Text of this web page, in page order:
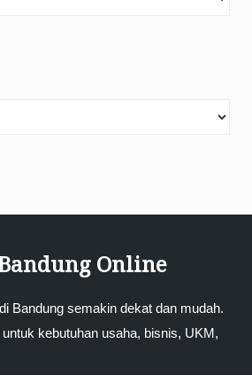
Online
Bandung semakin dekat dan mudah.
kebutuhan usaha, bisnis, UKM,